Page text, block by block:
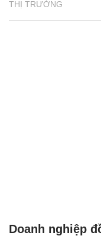
THỊ TRƯỜNG
Doanh nghiệp